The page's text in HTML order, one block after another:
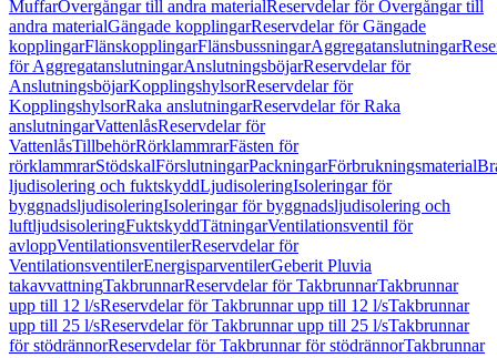
MuffarÖvergångar till andra materialReservdelar för Övergångar till
andra materialGängade kopplingarReservdelar för Gängade
kopplingarFlänskopplingarFlänsbussningarAggregatanslutningar
för AggregatanslutningarAnslutningsböjarReservdelar för
AnslutningsböjarKopplingshylsorReservdelar för
KopplingshylsorRaka anslutningarReservdelar för Raka
anslutningarVattenlåsReservdelar för
VattenlåsTillbehörRörklammrarFästen för
rörklammrarStödskalFörslutningarPackningarFörbrukningsmaterial
ljudisolering och fuktskyddLjudisoleringIsoleringar för
byggnadsljudisoleringIsoleringar för byggnadsljudisolering och
luftljudsisoleringFuktskyddTätningarVentilationsventil för
avloppVentilationsventilerReservdelar för
VentilationsventilerEnergisparventilerGeberit Pluvia
takavvattningTakbrunnarReservdelar för TakbrunnarTakbrunnar
upp till 12 l/sReservdelar för Takbrunnar upp till 12 l/sTakbrunnar
upp till 25 l/sReservdelar för Takbrunnar upp till 25 l/sTakbrunnar
för stödrännorReservdelar för Takbrunnar för stödrännorTakbrunnar